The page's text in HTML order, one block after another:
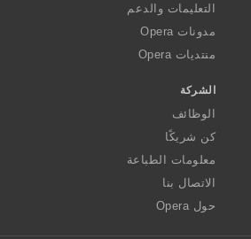
التعليمات والدعم
مدونات Opera
منتديات Opera
الشركة
الوظائف
كن شريكًا
معلومات الطباعة
الاتصال بنا
حول Opera